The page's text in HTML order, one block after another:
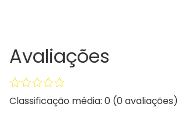
Avaliações
Classificação média: 0 (0 avaliações)